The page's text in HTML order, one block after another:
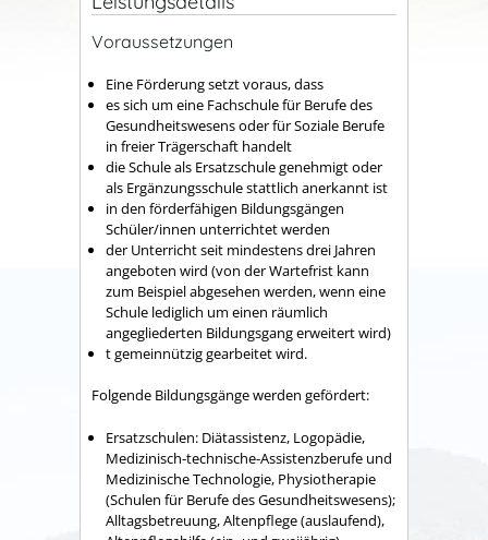
Voraussetzungen
Eine Förderung setzt voraus, dass
es sich um eine Fachschule für Berufe des
Gesundheitswesens oder für Soziale Berufe
in freier Trägerschaft handelt
die Schule als Ersatzschule genehmigt oder
als Ergänzungsschule stattlich anerkannt ist
in den förderfähigen Bildungsgängen
Schüler/innen unterrichtet werden
der Unterricht seit mindestens drei Jahren
angeboten wird (von der Wartefrist kann
zum Beispiel abgesehen werden, wenn eine
Schule lediglich um einen räumlich
angegliederten Bildungsgang erweitert wird)
tgemeinnützig gearbeitet wird.
Folgende Bildungsgänge werden gefördert:
Ersatzschulen: Diätassistenz, Logopädie,
Medizinisch-technische-Assistenzberufe und
Medizinische Technologie, Physiotherapie
(Schulen für Berufe des Gesundheitswesens);
Alltagsbetreuung, Altenpflege (auslaufend),